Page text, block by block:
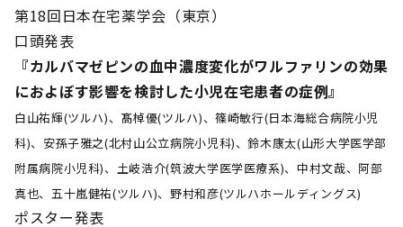
第18回日本在宅薬学会（東京）
口頭発表
『カルバマゼピンの血中濃度変化がワルファリンの効果
におよぼす影響を検討した小児在宅患者の症例』
白山祐輝(ツルハ)、髙棹優(ツルハ)、篠崎敏行(日本海総合病院小児
科)、安孫子雅之(北村山公立病院小児科)、鈴木康太(山形大学医学部
附属病院小児科)、土岐浩介(筑波大学医学医療系)、中村文哉、阿部
真也、五十嵐健祐(ツルハ)、野村和彦(ツルハホールディングス)
ポスター発表